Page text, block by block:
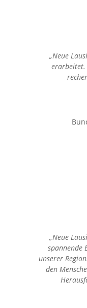
„Neue
erarbeitet.
„Neue
spannende
unserer
den